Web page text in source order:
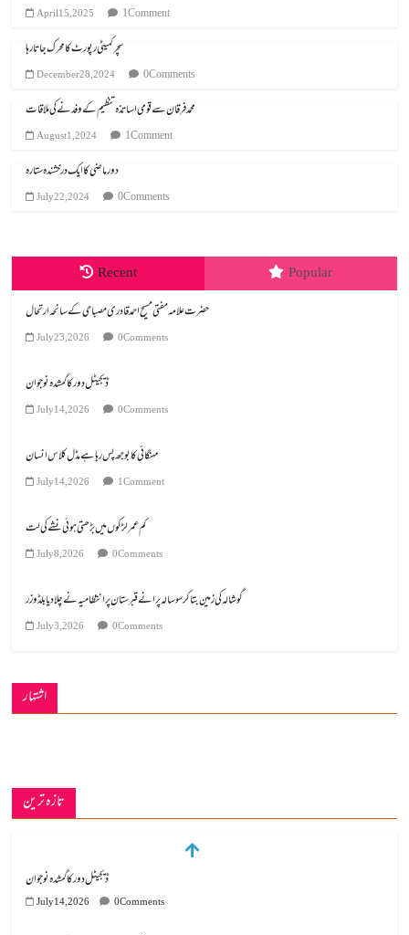
April 15, 2025 1 Comment
سچر کمیٹی رپورٹ کا محرک جاتا رہا
December 28, 2024 0 Comments
محمد فرقان سے قومی اساتذہ تنظیم کے وفد نے کی ملاقات
August 1, 2024 1 Comment
دور ماضی کا ایک درخشندہ ستارہ
July 22, 2024 0 Comments
Recent Popular
July 23, 2026 0 Comments
ڈیجیٹل دور کا گمشدہ نوجوان
July 14, 2026 0 Comments
مہنگائی کا بوجھ پس رہا ہے مڈل کلاس انسان
July 14, 2026 1 Comment
کم عمر لڑکوں میں بڑھتی ہوئی نشے کی لت
July 8, 2026 0 Comments
گوشالہ کی زمین بتا کر سوسالہ پرانے قبرستان پر انتظامیہ نے چلا دیا بلڈوزر
July 3, 2026 0 Comments
اشتہار
تازہ ترین
ڈیجیٹل دور کا گمشدہ نوجوان
July 14, 2026 0 Comments